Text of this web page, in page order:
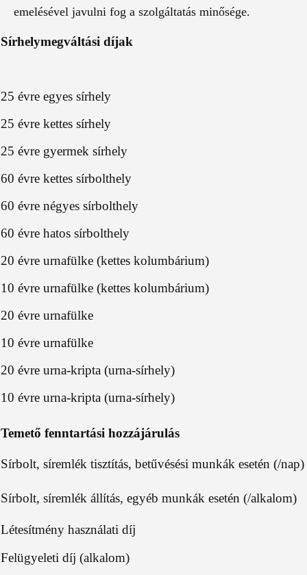
emelésével javulni fog a szolgáltatás minősége.
Sírhelymegváltási díjak
25 évre egyes sírhely
25 évre kettes sírhely
25 évre gyermek sírhely
60 évre kettes sírbolthely
60 évre négyes sírbolthely
60 évre hatos sírbolthely
20 évre urnafülke (kettes kolumbárium)
10 évre urnafülke (kettes kolumbárium)
20 évre urnafülke
10 évre urnafülke
20 évre urna-kripta (urna-sírhely)
10 évre urna-kripta (urna-sírhely)
Temető fenntartási hozzájárulás
Sírbolt, síremlék tisztítás, betűvésési munkák esetén (/nap)
Sírbolt, síremlék állítás, egyéb munkák esetén (/alkalom)
Létesítmény használati díj
Felügyeleti díj (alkalom)